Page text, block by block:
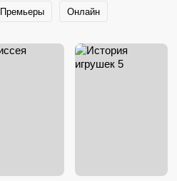
Премьеры Онлайн